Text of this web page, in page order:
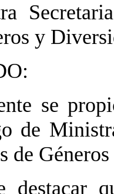
y
se
de
de
destacar